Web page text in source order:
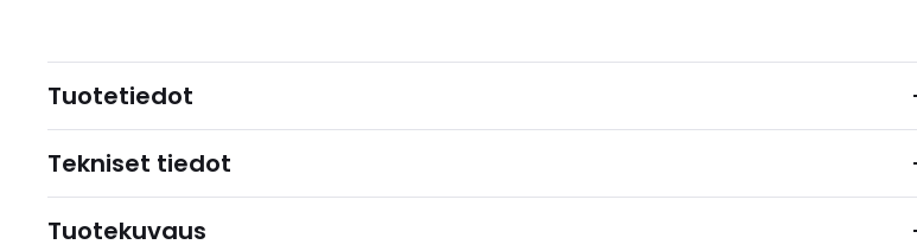
Tuotetiedot
Tekniset tiedot
Tuotekuvaus